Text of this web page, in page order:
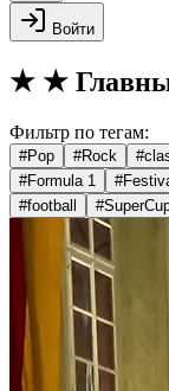
Войти
★ ★
Фильтр по тегам:
#Pop #Rock #
#Formula 1 #
#football #